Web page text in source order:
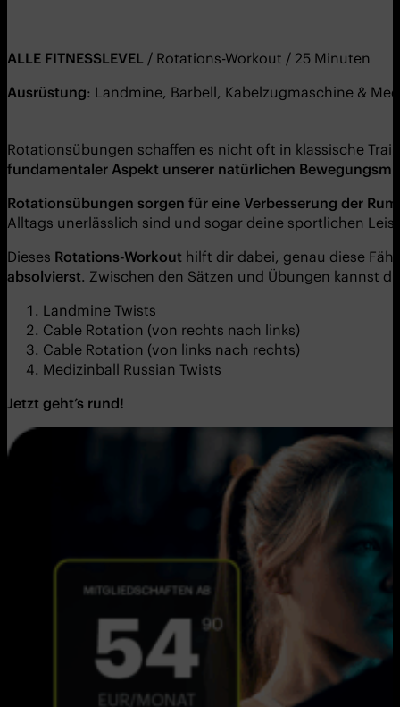
ALLE FITNESSLEVEL / Rotations-Workout / 25 Minuten
Ausrüstung: Landmine, Barbell, Kabelzugmaschine &
Rotationsübungen schaffen es nicht oft in klassische
fundamentaler Aspekt unserer natürlichen
Rotationsübungen sorgen für eine Verbesserung der
Alltags unerlässlich sind und sogar deine sportlichen
Dieses Rotations-Workout hilft dir dabei, genau diese
absolvierst. Zwischen den Sätzen und Übungen kannst
Landmine Twists
Cable Rotation (von rechts nach links)
Cable Rotation (von links nach rechts)
Medizinball Russian Twists
Jetzt geht’s rund!